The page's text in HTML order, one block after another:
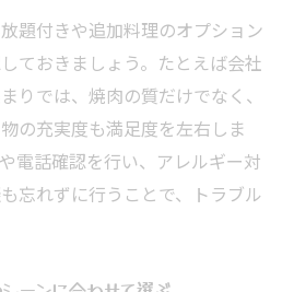
題付きや追加料理のオプション
ておきましょう。たとえば会社
りでは、焼肉の質だけでなく、
の充実度も満足度を左右しま
電話確認を行い、アレルギー対
忘れずに行うことで、トラブル